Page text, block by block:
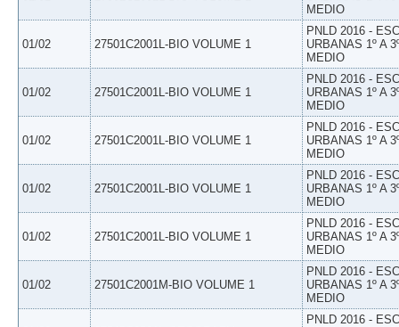
MEDIO
01/02 27501C2001L-BIO VOLUME 1
PNLD 2016 -
URBANAS 1º A
MEDIO
01/02 27501C2001L-BIO VOLUME 1
PNLD 2016 -
URBANAS 1º A
MEDIO
01/02 27501C2001L-BIO VOLUME 1
PNLD 2016 -
URBANAS 1º A
MEDIO
01/02 27501C2001L-BIO VOLUME 1
PNLD 2016 -
URBANAS 1º A
MEDIO
01/02 27501C2001L-BIO VOLUME 1
PNLD 2016 -
URBANAS 1º A
MEDIO
01/02 27501C2001M-BIO VOLUME 1
PNLD 2016 -
URBANAS 1º A
MEDIO
PNLD 2016 -